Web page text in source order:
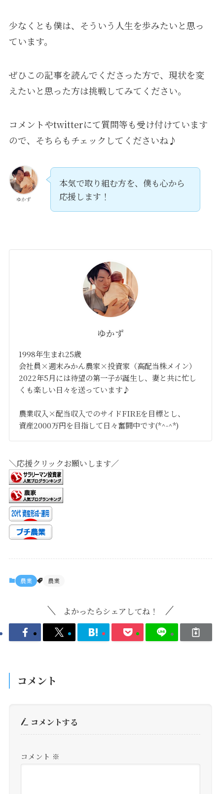
少なくとも僕は、そういう人生を歩みたいと思っ
ています。
ぜひこの記事を読んでくださった方で、現状を変
えたいと思った方は挑戦してみてください。
コメントやtwitterにて質問等も受け付けています
ので、そちらもチェックしてくださいね♪
ゆかず
本気で取り組む方を、僕も心から
応援します！
ゆかず
1998年生まれ25歳
会社員×週末みかん農家×投資家（高配当株メイン）
2022年5月には待望の第一子が誕生し、妻と共に忙し
くも楽しい日々を送っています♪
農業収入×配当収入でのサイドFIREを目標とし、
資産2000万円を目指して日々奮闘中です(*^-^*)
＼応援クリックお願いします／
農業 農業
よかったらシェアしてね！
コメント
コメントする
コメント ※